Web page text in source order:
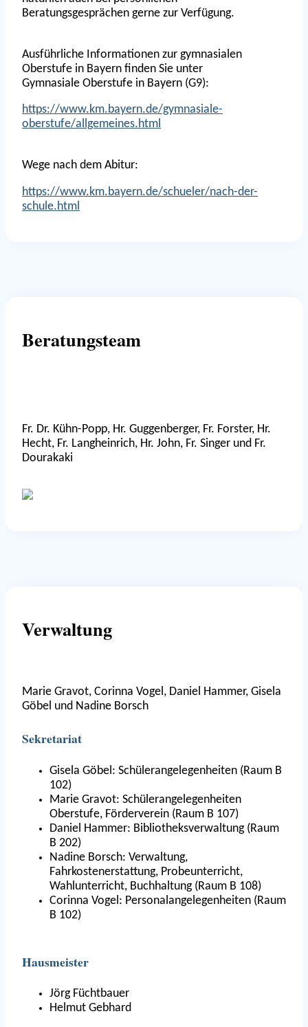
Beratungsgesprächen gerne zur Verfügung.
Ausführliche Informationen zur gymnasialen
Oberstufe in Bayern finden Sie unter
Gymnasiale Oberstufe in Bayern (G9):
https://www.km.bayern.de/gymnasiale-
oberstufe/allgemeines.html
Wege nach dem Abitur:
https://www.km.bayern.de/schueler/nach-der-
schule.html
Beratungsteam
Fr. Dr. Kühn-Popp, Hr. Guggenberger, Fr. Forster, Hr.
Hecht, Fr. Langheinrich, Hr. John, Fr. Singer und Fr.
Dourakaki
Verwaltung
Marie Gravot, Corinna Vogel, Daniel Hammer, Gisela
Göbel und Nadine Borsch
Sekretariat
Gisela Göbel: Schülerangelegenheiten (Raum B
102)
Marie Gravot: Schülerangelegenheiten
Oberstufe, Förderverein (Raum B 107)
Daniel Hammer: Bibliotheksverwaltung (Raum
B 202)
Nadine Borsch: Verwaltung,
Fahrkostenerstattung, Probeunterricht,
Wahlunterricht, Buchhaltung (Raum B 108)
Corinna Vogel: Personalangelegenheiten (Raum
B 102)
Hausmeister
Jörg Füchtbauer
Helmut Gebhard